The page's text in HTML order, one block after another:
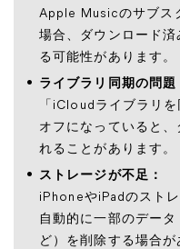
Apple Musicのサブス
場合、ダウンロード
る可能性があります。
ライブラリ同期の問題
「iCloudライブラリ
オフになっていると
れることがあります。
ストレージが不足：
iPhoneやiPadのスト
自動的に一部のデー
ど）を削除する場合が